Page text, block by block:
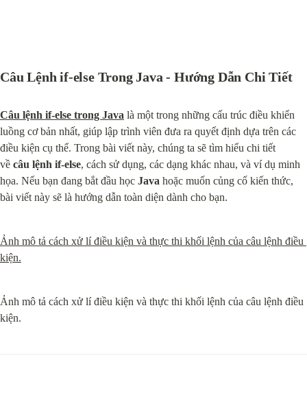
Câu Lệnh if-else Trong Java - Hướng Dẫn Chi Tiết
Câu lệnh if-else trong Java là một trong những cấu trúc điều khiển
luồng cơ bản nhất, giúp lập trình viên đưa ra quyết định dựa trên các
điều kiện cụ thể. Trong bài viết này, chúng ta sẽ tìm hiểu chi tiết
về câu lệnh if-else, cách sử dụng, các dạng khác nhau, và ví dụ minh
họa. Nếu bạn đang bắt đầu học Java hoặc muốn củng cố kiến thức,
bài viết này sẽ là hướng dẫn toàn diện dành cho bạn.
Ảnh mô tả cách xử lí điều kiện và thực thi khối lệnh của câu lệnh điều
kiện.
Ảnh mô tả cách xử lí điều kiện và thực thi khối lệnh của câu lệnh điều
kiện.